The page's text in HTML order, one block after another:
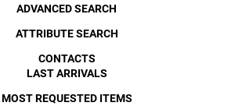
ADVANCED SEARCH
ATTRIBUTE SEARCH
CONTACTS
LAST ARRIVALS
MOST REQUESTED ITEMS